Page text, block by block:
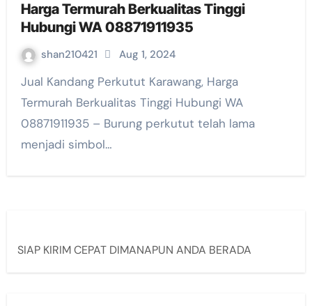
Harga Termurah Berkualitas Tinggi
Hubungi WA 08871911935
shan210421 Aug 1, 2024
Jual Kandang Perkutut Karawang, Harga
Termurah Berkualitas Tinggi Hubungi WA
08871911935 – Burung perkutut telah lama
menjadi simbol…
SIAP KIRIM CEPAT DIMANAPUN ANDA BERADA